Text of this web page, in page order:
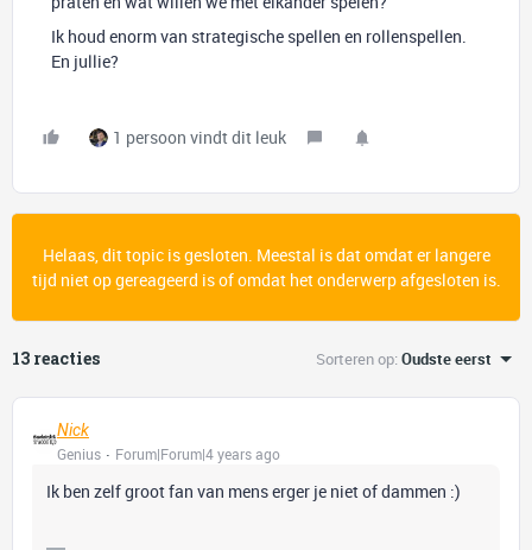
Ik houd enorm van strategische spellen en rollenspellen.
En jullie?
1 persoon vindt dit leuk
Helaas, dit topic is gesloten. Meestal is dat omdat er langere
tijd niet op gereageerd is of omdat het onderwerp afgesloten is.
13 reacties Sorteren op:Oudste eerst
Nick
Genius
Forum|Forum|4 years ago
Ik ben zelf groot fan van mens erger je niet of dammen :)